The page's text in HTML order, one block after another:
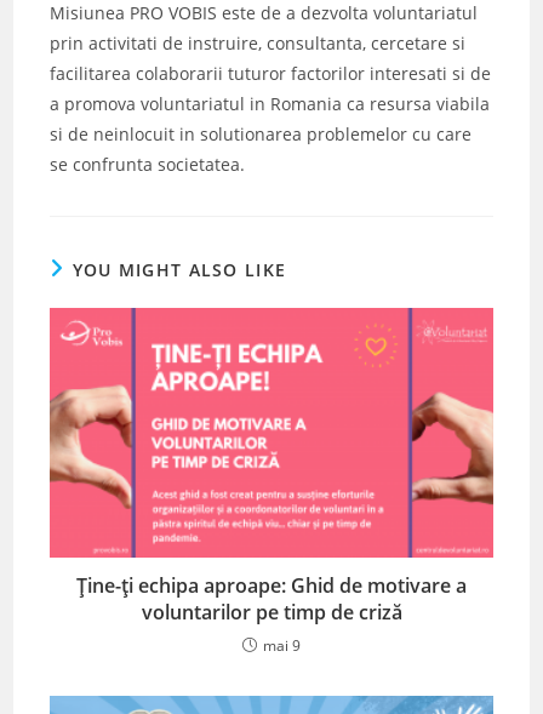
Misiunea PRO VOBIS este de a dezvolta voluntariatul
prin activitati de instruire, consultanta, cercetare si
facilitarea colaborarii tuturor factorilor interesati si de
a promova voluntariatul in Romania ca resursa viabila
si de neinlocuit in solutionarea problemelor cu care
se confrunta societatea.
YOU MIGHT ALSO LIKE
Ține-ți echipa aproape: Ghid de motivare a
voluntarilor pe timp de criză
mai 9